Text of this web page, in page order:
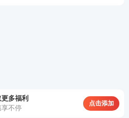
社工讲师团，每位老师深耕对
差异化明显，所有课程支持免
多福利
不停
点击添加